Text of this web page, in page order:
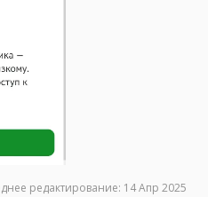
редактирование: 14 Апр 2025